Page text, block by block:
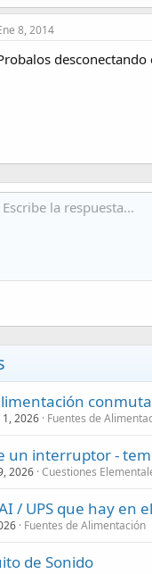
8, 2014
1, 2026 Fuentes de
un interruptor -
2026 Cuestiones
/ UPS que hay en
Fuentes de Alimentación
de Sonido